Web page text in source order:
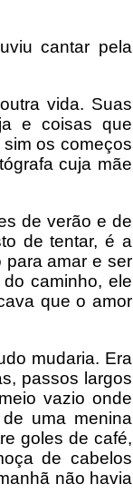
cantar pela
vida. Suas
e coisas que
os começos
cuja mãe
de verão e de
de tentar, é a
para amar e ser
caminho, ele
que o amor
mudaria. Era
passos largos
vazio onde
uma menina
goles de café,
de cabelos
não havia